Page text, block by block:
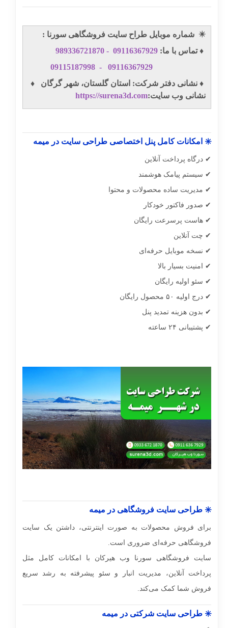
✴️ شماره موبایل طراح سایت فروشگاهی سورنا :
♦️ تماس با ما: 09116367929
-
989336721870
09116367929
-
09115187998
♦️ نشانی دفتر شرکت: استان گلستان، شهر گرگان ♦️
نشانی وب سایت:https://surena3d.com
✳️ امکانات کامل پنل اختصاصی طراحی سایت در میمه
✔ درگاه پرداخت آنلاین
✔ سیستم پیامک هوشمند
✔ مدیریت ساده محصولات و محتوا
✔ صدور فاکتور خودکار
✔ هاست پرسرعت رایگان
✔ چت آنلاین
✔ نسخه موبایل حرفه‌ای
✔ امنیت بسیار بالا
✔ سئو اولیه رایگان
✔ درج اولیه ۵۰ محصول رایگان
✔ بدون هزینه تمدید پنل
✔ پشتیبانی ۲۴ ساعته
✳️ طراحی سایت فروشگاهی در میمه
برای فروش محصولات به صورت اینترنتی، داشتن یک سایت
فروشگاهی حرفه‌ای ضروری است.
سایت فروشگاهی سورنا وب هیرکان با امکانات کامل مثل
پرداخت آنلاین، مدیریت انبار و سئو پیشرفته به رشد سریع
فروش شما کمک می‌کند.
✳️ طراحی سایت شرکتی در میمه